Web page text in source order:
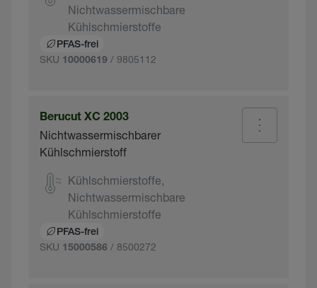
Nichtwassermischbare
Kühlschmierstoffe
PFAS-frei
SKU 10000619 / 9805112
Berucut XC 2003
Nichtwassermischbarer
Kühlschmierstoff
Kühlschmierstoffe,
Nichtwassermischbare
Kühlschmierstoffe
PFAS-frei
SKU 15000586 / 8500272